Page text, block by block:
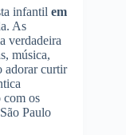
infantil em
As
verdadeira
música,
adorar curtir
com os
Paulo